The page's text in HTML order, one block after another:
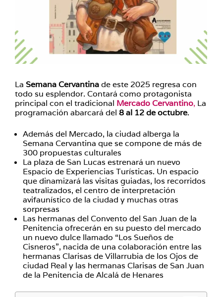
La Semana Cervantinade este 2025 regresa con
todo su esplendor. Contará como protagonista
principal con el tradicional Mercado Cervantino, La
programación abarcará del 8 al 12 de octubre.
Además del Mercado, la ciudad alberga la
Semana Cervantina que se compone de más de
300 propuestas culturales
La plaza de San Lucas estrenará un nuevo
Espacio de Experiencias Turísticas. Un espacio
que dinamizará las visitas guiadas, los recorridos
teatralizados, el centro de interpretación
avifaunístico de la ciudad y muchas otras
sorpresas
Las hermanas del Convento del San Juan de la
Penitencia ofrecerán en su puesto del mercado
un nuevo dulce llamado “Los Sueños de
Cisneros”, nacida de una colaboración entre las
hermanas Clarisas de Villarrubia de los Ojos de
ciudad Real y las hermanas Clarisas de San Juan
de la Penitencia de Alcalá de Henares